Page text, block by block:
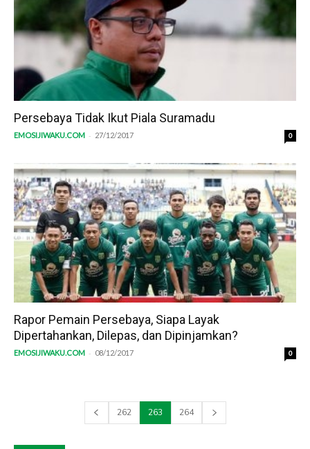
Persebaya Tidak Ikut Piala Suramadu
EMOSIJIWAKU.COM - 27/12/2017 0
Rapor Pemain Persebaya, Siapa Layak
Dipertahankan, Dilepas, dan Dipinjamkan?
EMOSIJIWAKU.COM - 08/12/2017 0
262 263 264